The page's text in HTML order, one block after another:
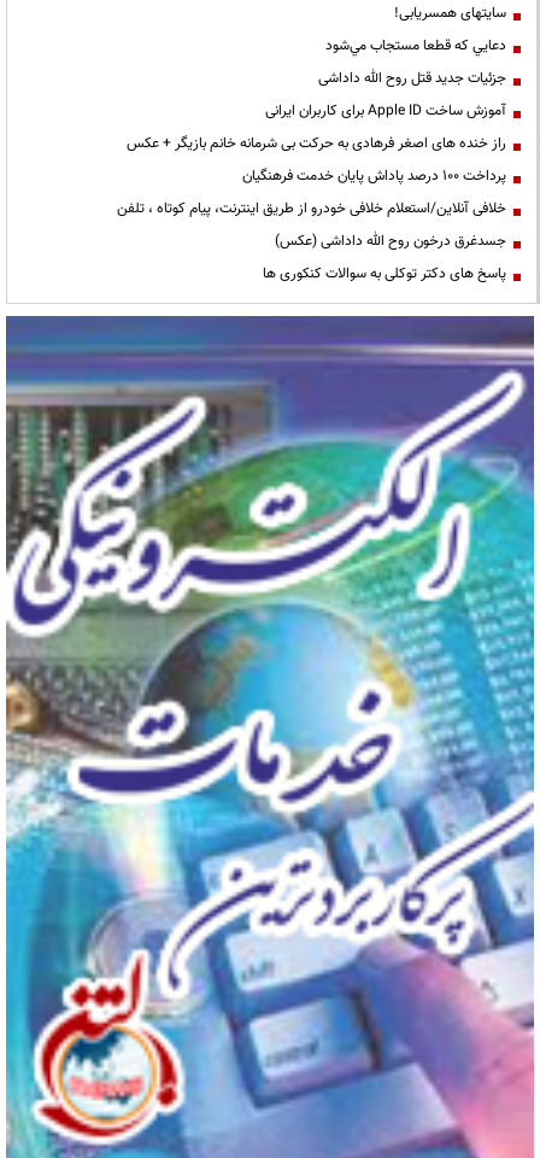
سایتهای همسریابی!
دعايي كه قطعا مستجاب مي‌شود
جزئیات جدید قتل روح الله داداشی
آموزش ساخت Apple ID برای کاربران ایرانی
راز خنده های اصغر فرهادی به حرکت بی شرمانه خانم بازیگر + عکس
پرداخت ۱۰۰ درصد پاداش پایان خدمت فرهنگیان
خلافی آنلاین/استعلام خلافی خودرو از طریق اینترنت، پیام کوتاه ، تلفن
جسدغرق درخون روح الله داداشی (عکس)
پاسخ های دکتر توکلی به سوالات کنکوری ها